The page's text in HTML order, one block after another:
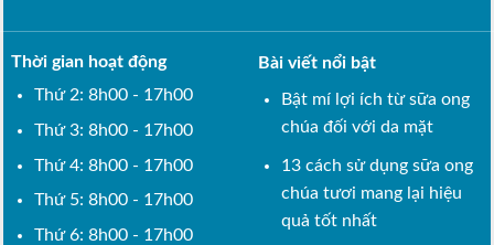
Thời gian hoạt động
Thứ 2: 8h00 - 17h00
Thứ 3: 8h00 - 17h00
Thứ 4: 8h00 - 17h00
Thứ 5: 8h00 - 17h00
Thứ 6: 8h00 - 17h00
Bài viết nổi bật
Bật mí lợi ích từ sữa ong
chúa đối với da mặt
13 cách sử dụng sữa ong
chúa tươi mang lại hiệu
quả tốt nhất